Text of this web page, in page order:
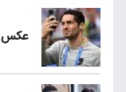
عکس |